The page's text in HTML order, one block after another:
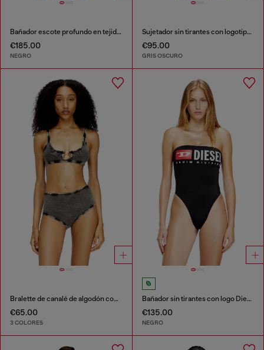
Bañador escote profundo en tejido brillante
€185.00
NEGRO
Sujetador sin tirantes con logotipo grande
€95.00
GRIS OSCURO
Bralette de canalé de algodón con joya Oval D
€65.00
3 COLORES
Bañador sin tirantes con logo Diesel Denim Division
€135.00
NEGRO